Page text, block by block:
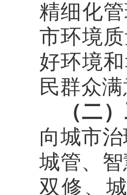
精细化
市环境
好环境
民群众
（二）
向城市治
城管、
双修、